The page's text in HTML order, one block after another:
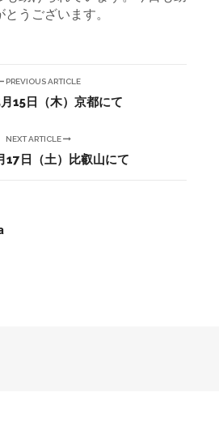
うございます。
PREVIOUS ARTICLE
15日（木）京都にて
NEXT ARTICLE
17日（土）比叡山にて